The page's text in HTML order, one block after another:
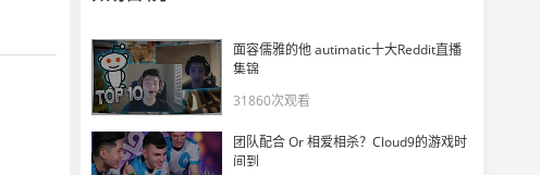
DANK1NG 看EDG 2-1 DRG
5270
面容儒雅的他 autimatic十大Reddit直播
集锦
31860次观看
团队配合 Or 相爱相杀？Cloud9的游戏时
间到